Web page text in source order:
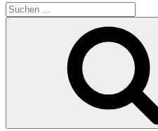
Suche
nach: